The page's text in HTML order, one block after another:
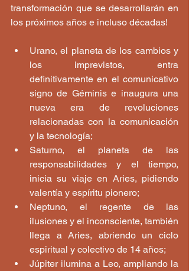
transformación que se desarrollarán en
los próximos años e incluso décadas!
Urano, el planeta de los cambios y
los imprevistos, entra
definitivamente en el comunicativo
signo de Géminis e inaugura una
nueva era de revoluciones
relacionadas con la comunicación
y la tecnología;
Saturno, el planeta de las
responsabilidades y el tiempo,
inicia su viaje en Aries, pidiendo
valentía y espíritu pionero;
Neptuno, el regente de las
ilusiones y el inconsciente, también
llega a Aries, abriendo un ciclo
espiritual y colectivo de 14 años;
Júpiter ilumina a Leo, ampliando la